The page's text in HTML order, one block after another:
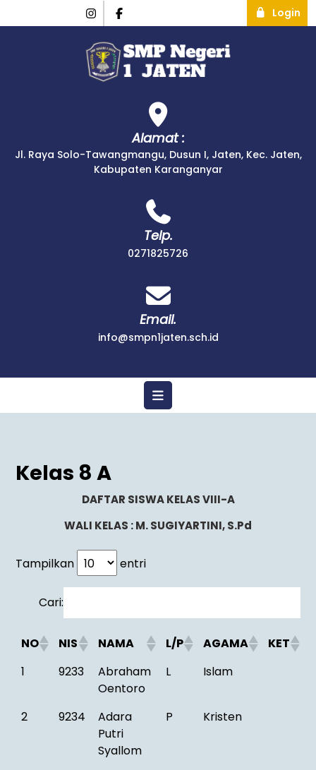
Login
Alamat :
Jl. Raya Solo-Tawangmangu, Dusun I, Jaten, Kec. Jaten,
Kabupaten Karanganyar
Telp.
0271825726
Email.
info@smpn1jaten.sch.id
Kelas 8 A
DAFTAR SISWA KELAS VIII-A
WALI KELAS : M. SUGIYARTINI, S.Pd
Tampilkan entri
Cari:
NO NIS NAMA L/P AGAMA
KET
1
9233
Abraham
Oentoro
L Islam
2 9234
Adara
Putri
Syallom
P Kristen